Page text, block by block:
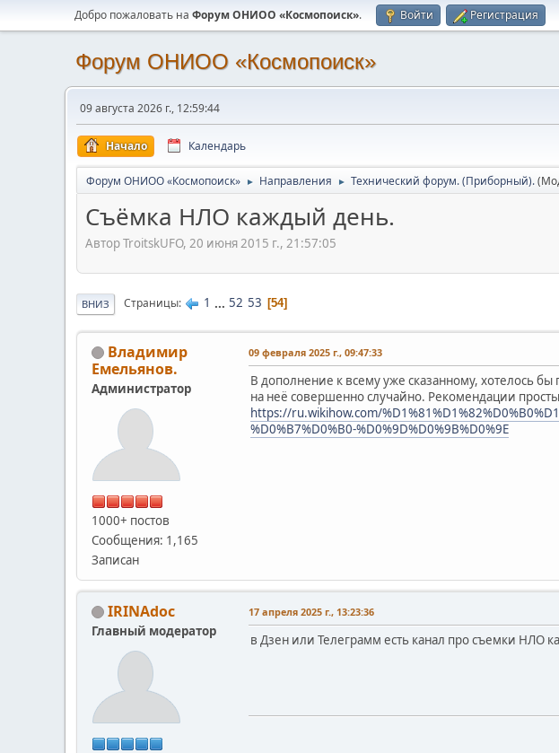
Добро пожаловать на Форум ОНИОО «Космопоиск». Войти Регистрация
Форум ОНИОО «Космопоиск»
09 августа 2026 г., 12:59:44
Начало Календарь
Форум ОНИОО «Космопоиск» ► Направления ► Технический форум. (Приборный).
Съёмка НЛО каждый день.
Автор TroitskUFO, 20 июня 2015 г., 21:57:05
ВНИЗ Страницы 1 ... 52 53 54
Владимир
Емельянов.
Администратор
1000+ постов
Сообщения: 1,165
Записан
09 февраля 2025 г., 09:47:33
В дополнение к всему уже сказанному, хотелось бы
на неё совершенно случайно. Рекомендации
https://ru.wikihow.com/
%D0%B7%D0%B0-%D0%9D%D0%9B%D0%9E
IRINAdoc
Главный модератор
17 апреля 2025 г., 13:23:36
в Дзен или Телеграмм есть канал про съемки НЛО